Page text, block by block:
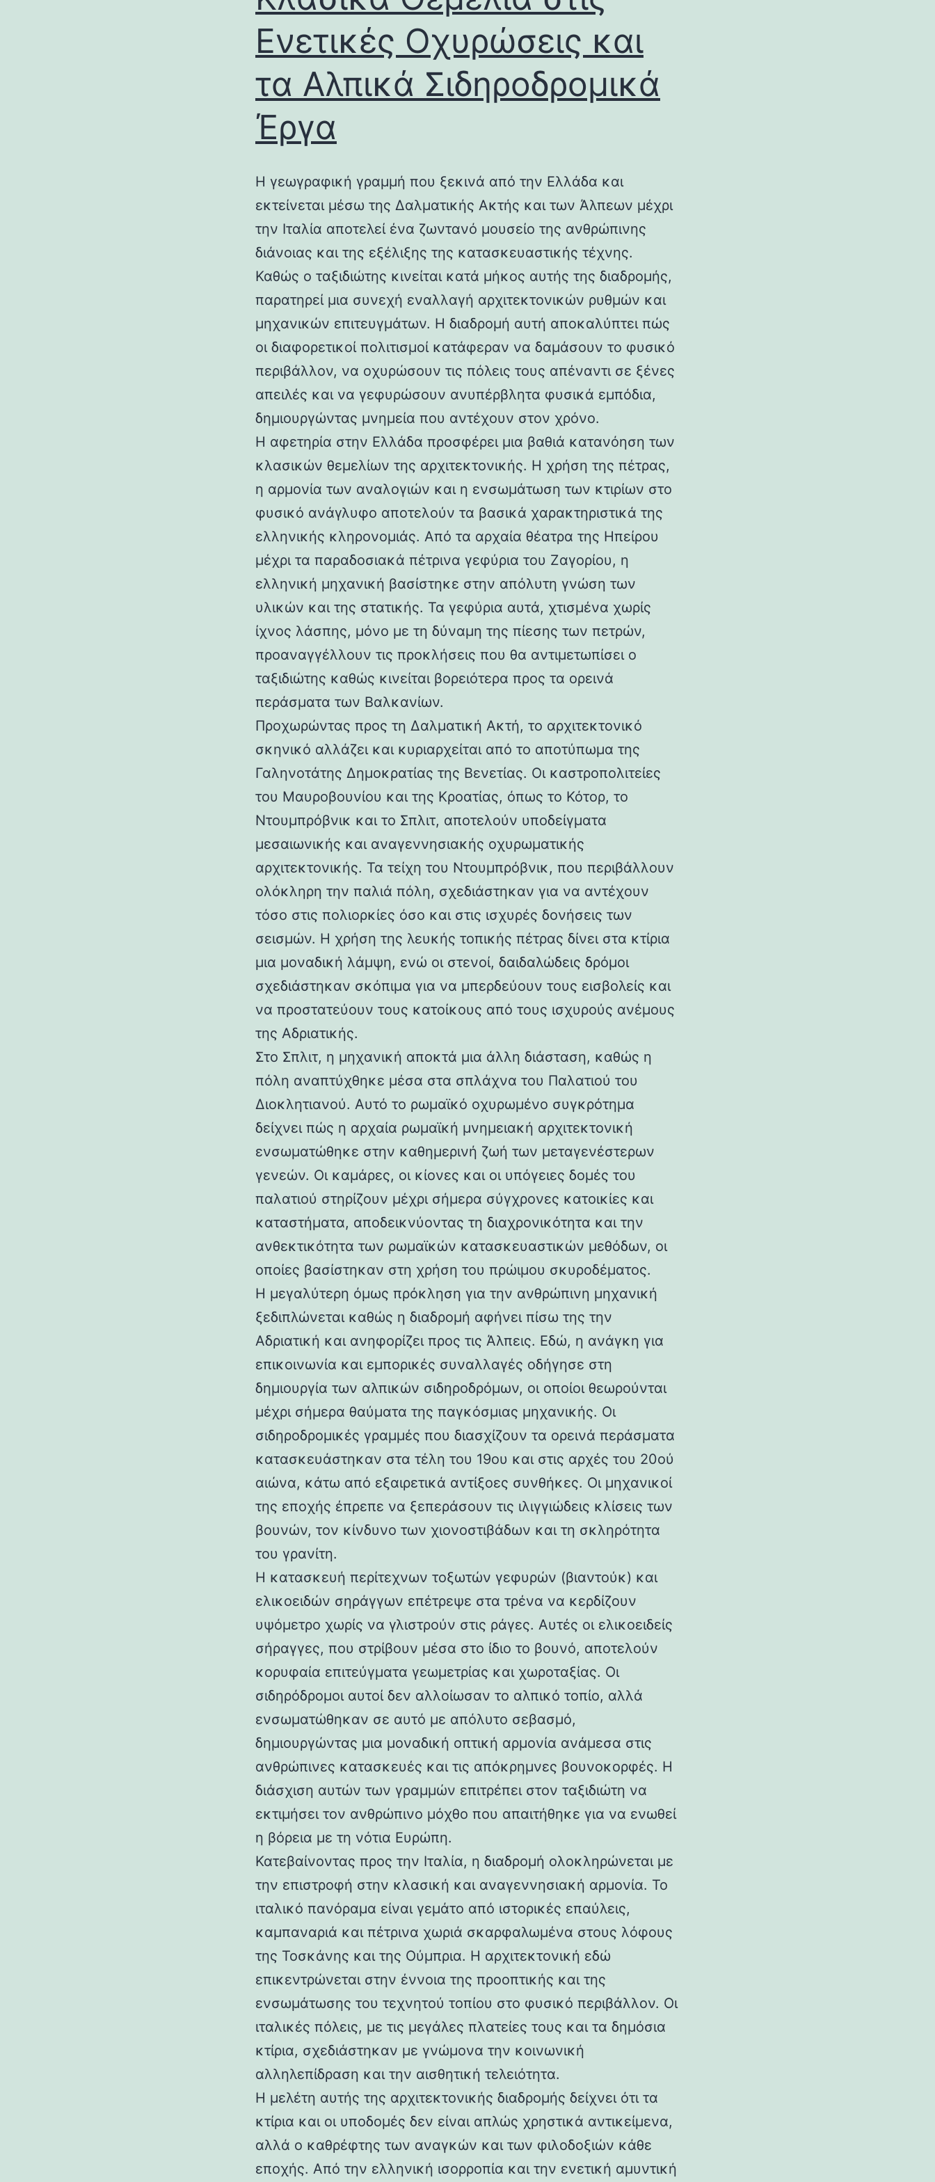
Ενετικές Οχυρώσεις και
τα Αλπικά Σιδηροδρομικά
Έργα
Η γεωγραφική γραμμή που ξεκινά από την Ελλάδα και
εκτείνεται μέσω της Δαλματικής Ακτής και των Άλπεων μέχρι
την Ιταλία αποτελεί ένα ζωντανό μουσείο της ανθρώπινης
διάνοιας και της εξέλιξης της κατασκευαστικής τέχνης.
Καθώς ο ταξιδιώτης κινείται κατά μήκος αυτής της διαδρομής,
παρατηρεί μια συνεχή εναλλαγή αρχιτεκτονικών ρυθμών και
μηχανικών επιτευγμάτων. Η διαδρομή αυτή αποκαλύπτει πώς
οι διαφορετικοί πολιτισμοί κατάφεραν να δαμάσουν το φυσικό
περιβάλλον, να οχυρώσουν τις πόλεις τους απέναντι σε ξένες
απειλές και να γεφυρώσουν ανυπέρβλητα φυσικά εμπόδια,
δημιουργώντας μνημεία που αντέχουν στον χρόνο.
Η αφετηρία στην Ελλάδα προσφέρει μια βαθιά κατανόηση των
κλασικών θεμελίων της αρχιτεκτονικής. Η χρήση της πέτρας,
η αρμονία των αναλογιών και η ενσωμάτωση των κτιρίων στο
φυσικό ανάγλυφο αποτελούν τα βασικά χαρακτηριστικά της
ελληνικής κληρονομιάς. Από τα αρχαία θέατρα της Ηπείρου
μέχρι τα παραδοσιακά πέτρινα γεφύρια του Ζαγορίου, η
ελληνική μηχανική βασίστηκε στην απόλυτη γνώση των
υλικών και της στατικής. Τα γεφύρια αυτά, χτισμένα χωρίς
ίχνος λάσπης, μόνο με τη δύναμη της πίεσης των πετρών,
προαναγγέλλουν τις προκλήσεις που θα αντιμετωπίσει ο
ταξιδιώτης καθώς κινείται βορειότερα προς τα ορεινά
περάσματα των Βαλκανίων.
Προχωρώντας προς τη Δαλματική Ακτή, το αρχιτεκτονικό
σκηνικό αλλάζει και κυριαρχείται από το αποτύπωμα της
Γαληνοτάτης Δημοκρατίας της Βενετίας. Οι καστροπολιτείες
του Μαυροβουνίου και της Κροατίας, όπως το Κότορ, το
Ντουμπρόβνικ και το Σπλιτ, αποτελούν υποδείγματα
μεσαιωνικής και αναγεννησιακής οχυρωματικής
αρχιτεκτονικής. Τα τείχη του Ντουμπρόβνικ, που περιβάλλουν
ολόκληρη την παλιά πόλη, σχεδιάστηκαν για να αντέχουν
τόσο στις πολιορκίες όσο και στις ισχυρές δονήσεις των
σεισμών. Η χρήση της λευκής τοπικής πέτρας δίνει στα κτίρια
μια μοναδική λάμψη, ενώ οι στενοί, δαιδαλώδεις δρόμοι
σχεδιάστηκαν σκόπιμα για να μπερδεύουν τους εισβολείς και
να προστατεύουν τους κατοίκους από τους ισχυρούς ανέμους
της Αδριατικής.
Στο Σπλιτ, η μηχανική αποκτά μια άλλη διάσταση, καθώς η
πόλη αναπτύχθηκε μέσα στα σπλάχνα του Παλατιού του
Διοκλητιανού. Αυτό το ρωμαϊκό οχυρωμένο συγκρότημα
δείχνει πώς η αρχαία ρωμαϊκή μνημειακή αρχιτεκτονική
ενσωματώθηκε στην καθημερινή ζωή των μεταγενέστερων
γενεών. Οι καμάρες, οι κίονες και οι υπόγειες δομές του
παλατιού στηρίζουν μέχρι σήμερα σύγχρονες κατοικίες και
καταστήματα, αποδεικνύοντας τη διαχρονικότητα και την
ανθεκτικότητα των ρωμαϊκών κατασκευαστικών μεθόδων, οι
οποίες βασίστηκαν στη χρήση του πρώιμου σκυροδέματος.
Η μεγαλύτερη όμως πρόκληση για την ανθρώπινη μηχανική
ξεδιπλώνεται καθώς η διαδρομή αφήνει πίσω της την
Αδριατική και ανηφορίζει προς τις Άλπεις. Εδώ, η ανάγκη για
επικοινωνία και εμπορικές συναλλαγές οδήγησε στη
δημιουργία των αλπικών σιδηροδρόμων, οι οποίοι θεωρούνται
μέχρι σήμερα θαύματα της παγκόσμιας μηχανικής. Οι
σιδηροδρομικές γραμμές που διασχίζουν τα ορεινά περάσματα
κατασκευάστηκαν στα τέλη του 19ου και στις αρχές του 20ού
αιώνα, κάτω από εξαιρετικά αντίξοες συνθήκες. Οι μηχανικοί
της εποχής έπρεπε να ξεπεράσουν τις ιλιγγιώδεις κλίσεις των
βουνών, τον κίνδυνο των χιονοστιβάδων και τη σκληρότητα
του γρανίτη.
Η κατασκευή περίτεχνων τοξωτών γεφυρών (βιαντούκ) και
ελικοειδών σηράγγων επέτρεψε στα τρένα να κερδίζουν
υψόμετρο χωρίς να γλιστρούν στις ράγες. Αυτές οι ελικοειδείς
σήραγγες, που στρίβουν μέσα στο ίδιο το βουνό, αποτελούν
κορυφαία επιτεύγματα γεωμετρίας και χωροταξίας. Οι
σιδηρόδρομοι αυτοί δεν αλλοίωσαν το αλπικό τοπίο, αλλά
ενσωματώθηκαν σε αυτό με απόλυτο σεβασμό,
δημιουργώντας μια μοναδική οπτική αρμονία ανάμεσα στις
ανθρώπινες κατασκευές και τις απόκρημνες βουνοκορφές. Η
διάσχιση αυτών των γραμμών επιτρέπει στον ταξιδιώτη να
εκτιμήσει τον ανθρώπινο μόχθο που απαιτήθηκε για να ενωθεί
η βόρεια με τη νότια Ευρώπη.
Κατεβαίνοντας προς την Ιταλία, η διαδρομή ολοκληρώνεται με
την επιστροφή στην κλασική και αναγεννησιακή αρμονία. Το
ιταλικό πανόραμα είναι γεμάτο από ιστορικές επαύλεις,
καμπαναριά και πέτρινα χωριά σκαρφαλωμένα στους λόφους
της Τοσκάνης και της Ούμπρια. Η αρχιτεκτονική εδώ
επικεντρώνεται στην έννοια της προοπτικής και της
ενσωμάτωσης του τεχνητού τοπίου στο φυσικό περιβάλλον. Οι
ιταλικές πόλεις, με τις μεγάλες πλατείες τους και τα δημόσια
κτίρια, σχεδιάστηκαν με γνώμονα την κοινωνική
αλληλεπίδραση και την αισθητική τελειότητα.
Η μελέτη αυτής της αρχιτεκτονικής διαδρομής δείχνει ότι τα
κτίρια και οι υποδομές δεν είναι απλώς χρηστικά αντικείμενα,
αλλά ο καθρέφτης των αναγκών και των φιλοδοξιών κάθε
εποχής. Από την ελληνική ισορροπία και την ενετική αμυντική